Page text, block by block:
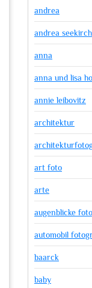
andrea
andrea
anna
anna und lisa
annie leibovitz
architektur
art foto
arte
augenblicke
automobil
baarck
baby